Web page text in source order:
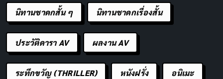
นิทานชาดกสั้น ๆ นิทานชาดกเรื่องสั้น
ประวัติดารา AV ผลงาน AV
ระทึกขวัญ (THRILLER) หนังฝรั่ง อนิเมะ